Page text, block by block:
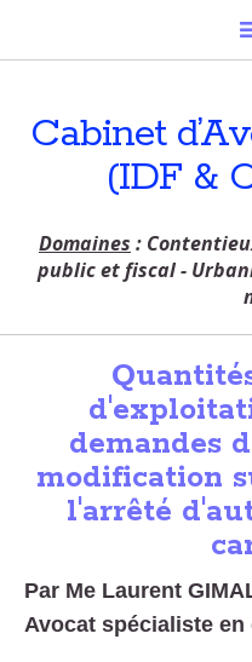
Cabinet
(IDF &
Domaines :
public et fiscal -
demandes
modification
l'arrêté
Par Me Laurent
Avocat spécialiste